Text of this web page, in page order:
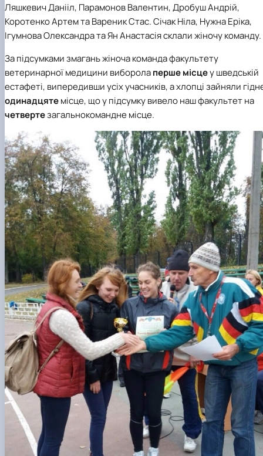
Ляшкевич Данііл, Парамонов Валентин,Дробуш Андрій,
Коротенко Артем таВареник Стас. Січак Ніла, Нужна Еріка,
Ігумнова Олександра та Ян Анастасія склали жіночу команду.
За підсумками змагань жіноча команда факультету
ветеринарної медицини виборолаперше місцеу шведській
естафеті, випередивши усіх учасників, а хлопці зайняли
одинадцятемісце, що у підсумку вивело наш факультет на
четвертезагальнокоманднемісце.